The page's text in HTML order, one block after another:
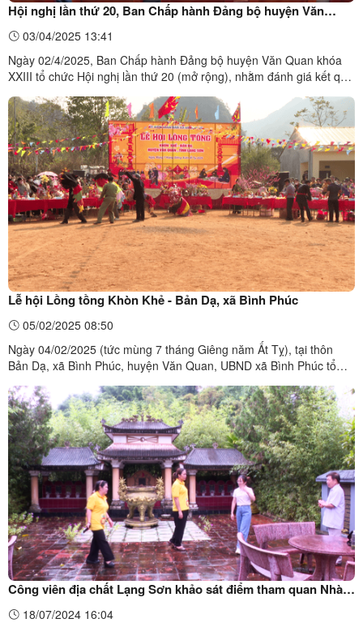
Hội nghị lần thứ 20, Ban Chấp hành Đảng bộ huyện Văn
Quan khóa XXIII
03/04/2025 13:41
Ngày 02/4/2025, Ban Chấp hành Đảng bộ huyện Văn Quan khóa
XXIII tổ chức Hội nghị lần thứ 20 (mở rộng), nhằm đánh giá kết quả
tâm quý II năm 2025. Đồng chí Nguyễn Văn Hà, Bí thư Huyện ủy;
đồng chí Đường Ngọc Xuyên, Phó Bí thư Thường ...
Lễ hội Lồng tồng Khòn Khẻ - Bản Dạ, xã Bình Phúc
05/02/2025 08:50
Ngày 04/02/2025 (tức mùng 7 tháng Giêng năm Ất Tỵ), tại thôn
Bản Dạ, xã Bình Phúc, huyện Văn Quan, UBND xã Bình Phúc tổ
Đây là lễ hội điểm của huyện Văn Quan năm 2025.Tham dự có đại
diện Sở Văn hoá, Thể thao và Du lịch tỉnh; có đồng ...
Công viên địa chất Lạng Sơn khảo sát điểm tham quan Nhà
thờ họ Hà thổ ty
18/07/2024 16:04